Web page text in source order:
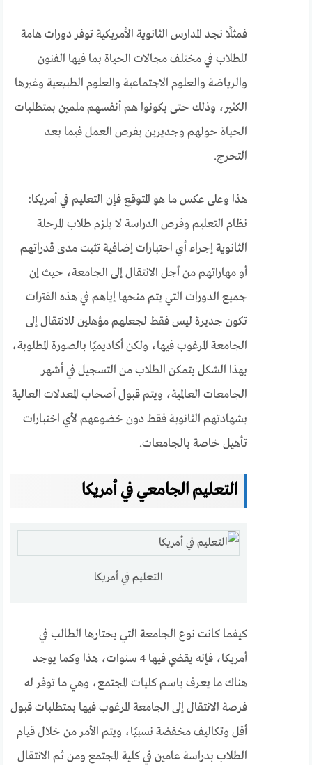
فمثلًا نجد المدارس الثانوية الأمريكية توفر دورات هامة
للطلاب في مختلف مجالات الحياة بما فيها الفنون
والرياضة والعلوم الاجتماعية والعلوم الطبيعية وغيرها
الكثير، وذلك حتى يكونوا هم أنفسهم ملمين بمتطلبات
الحياة حولهم وجديرين بفرص العمل فيما بعد
التخرج.
هذا وعلى عكس ما هو المتوقع فإن التعليم في أمريكا:
نظام التعليم وفرص الدراسة لا يلزم طلاب المرحلة
الثانوية إجراء أي اختبارات إضافية تثبت مدى قدراتهم
أو مهاراتهم من أجل الانتقال إلى الجامعة، حيث إن
جميع الدورات التي يتم منحها إياهم في هذه الفترات
تكون جديرة ليس فقط لجعلهم مؤهلين للانتقال إلى
الجامعة المرغوب فيها، ولكن أكاديميًا بالصورة المطلوبة،
بهذا الشكل يتمكن الطلاب من التسجيل في أشهر
الجامعات العالمية، ويتم قبول أصحاب المعدلات العالية
بشهادتهم الثانوية فقط دون خضوعهم لأي اختبارات
تأهيل خاصة بالجامعات.
التعليم الجامعي في أمريكا
التعليم في أمريكا
كيفما كانت نوع الجامعة التي يختارها الطالب في
أمريكا، فإنه يقضي فيها 4 سنوات، هذا وكما يوجد
هناك ما يعرف باسم كليات المجتمع، وهي ما توفر له
فرصة الانتقال إلى الجامعة المرغوب فيها بمتطلبات قبول
أقل وتكاليف مخفضة نسبيًا، ويتم الأمر من خلال قيام
الطلاب بدراسة عامين في كلية المجتمع ومن ثم الانتقال